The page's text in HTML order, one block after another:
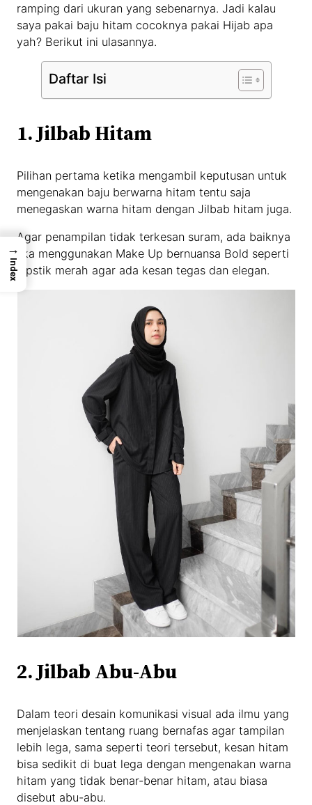
ramping dari ukuran yang sebenarnya. Jadi kalau
saya pakai baju hitam cocoknya pakai Hijab apa
yah? Berikut ini ulasannya.
Daftar Isi
1.Jilbab Hitam
Pilihan pertama ketika mengambil keputusan untuk
mengenakan baju berwarna hitam tentu saja
menegaskan warna hitam dengan Jilbab hitam juga.
Agar penampilan tidak terkesan suram, ada baiknya
jika menggunakan Make Up bernuansa Bold seperti
Lipstik merah agar ada kesan tegas dan elegan.
2.Jilbab Abu-Abu
Dalam teori desain komunikasi visual ada ilmu yang
menjelaskan tentang ruang bernafas agar tampilan
lebih lega, sama seperti teori tersebut, kesan hitam
bisa sedikit di buat lega dengan mengenakan warna
hitam yang tidak benar-benar hitam, atau biasa
disebut abu-abu.
→
Index